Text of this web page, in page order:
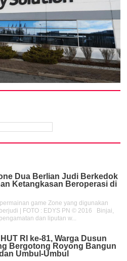
Dua Berlian Judi Berkedok
Ketangkasan Beroperasi di
game Zone yang digunakan
| FOTO : EDYS PN © 2016 Binjai,
dan liputan w...
RI ke-81, Warga Dusun
Bergotong Royong Bangun
Umbul-Umbul